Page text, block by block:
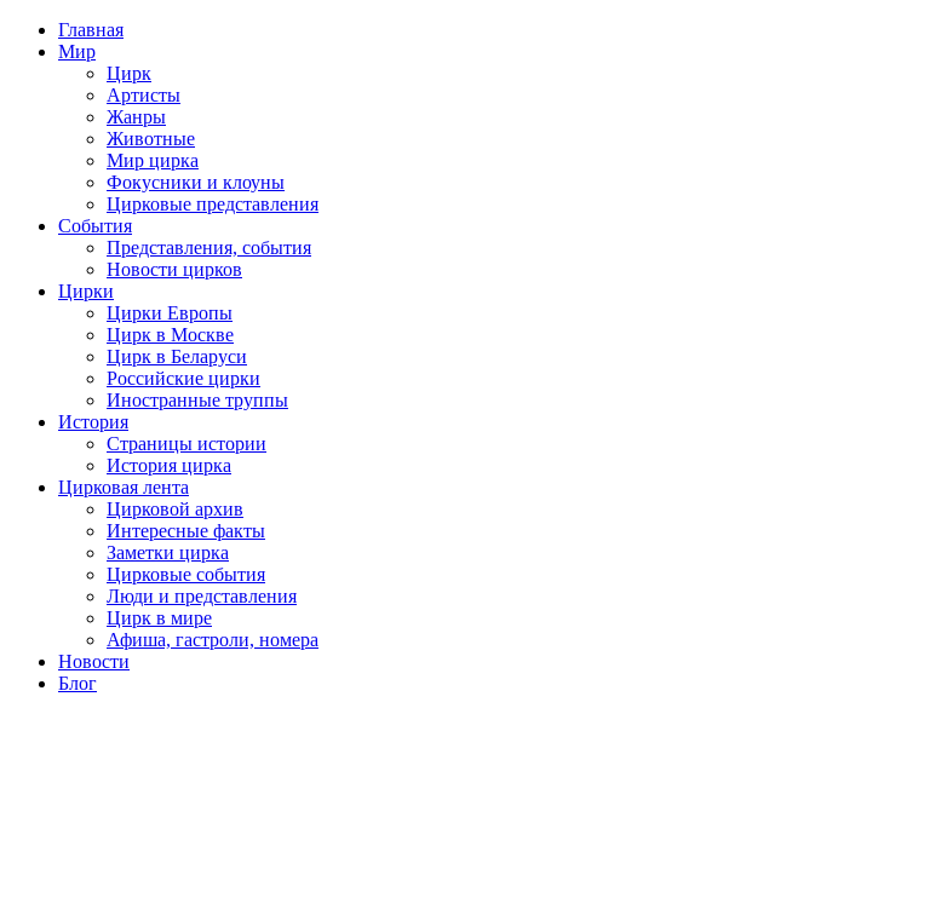
Главная
Мир
Цирк
Артисты
Жанры
Животные
Мир цирка
Фокусники и клоуны
Цирковые представления
События
Представления, события
Новости цирков
Цирки
Цирки Европы
Цирк в Москве
Цирк в Беларуси
Российские цирки
Иностранные труппы
История
Страницы истории
История цирка
Цирковая лента
Цирковой архив
Интересные факты
Заметки цирка
Цирковые события
Люди и представления
Цирк в мире
Афиша, гастроли, номера
Новости
Блог